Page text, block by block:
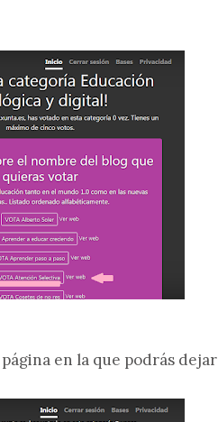
en la que podrás